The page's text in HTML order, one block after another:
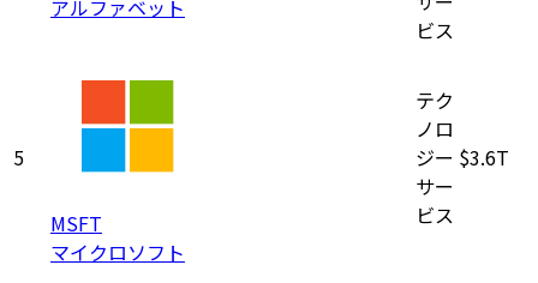
アルファベット
ビス
5
MSFT
マイクロソフト
テク
ノロ
ジー
サー
ビス
$3.6T